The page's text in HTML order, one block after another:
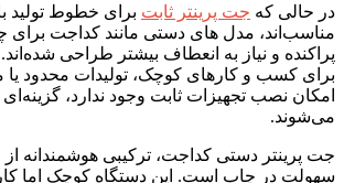
در حالی که جت پرینتر ثابت برای خطوط تولید با
مناسب‌اند، مدل ‌های دستی مانند کداجت برای
پراکنده و نیاز به انعطاف بیشتر طراحی
برای کسب‌ و کارهای کوچک، تولیدات محدود یا
امکان نصب تجهیزات ثابت وجود ندارد،
می‌شوند.
جت پرینتر دستی کداجت، ترکیبی هوشمندانه
سهولت در چاپ است. این دستگاه کوچک اما